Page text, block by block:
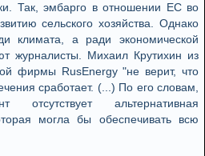
Так, эмбарго в отношении ЕС во
сельского хозяйства. Однако
климата, а ради экономической
журналисты. Михаил Крутихин из
фирмы RusEnergy "не верит, что
сработает. (...) По его словам,
альтернативная
могла бы обеспечивать всю